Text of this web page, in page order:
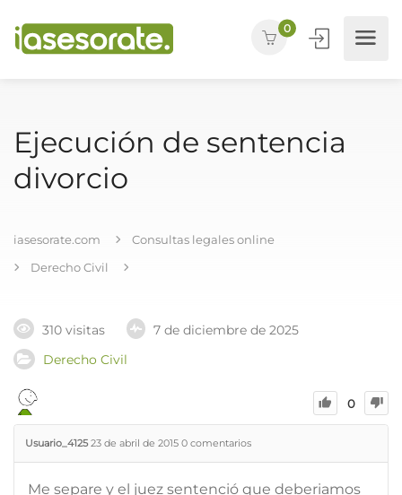
0
Ejecución de sentencia
divorcio
iasesorate.com
Consultas legales online
Derecho Civil
310 visitas
7 de diciembre de 2025
Derecho Civil
0
Usuario_4125 23 de abril de 2015 0 comentarios
Me separe y el juez sentenció que deberiamos